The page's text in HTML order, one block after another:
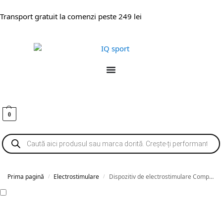
Transport gratuit la comenzi peste 249 lei
0
Prima pagină / Electrostimulare / Dispozitiv de electrostimulare Compex Mini